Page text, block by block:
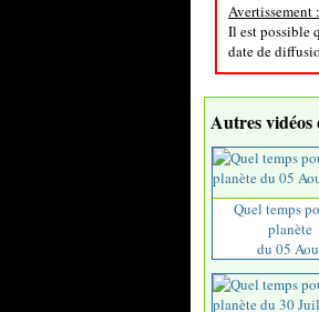
Avertissement :
Il est possible
date de
Autres vidéos
Quel temps
planète
du 05